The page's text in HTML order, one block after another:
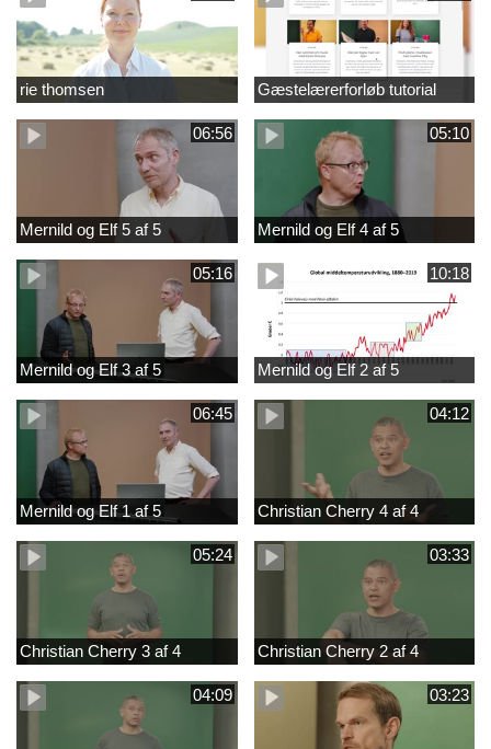
rie thomsen Gæstelærerforløb tutorial
06:56
Mernild og Elf 5 af 5
05:10
Mernild og Elf 4 af 5
05:16
Mernild og Elf 3 af 5
10:18
Mernild og Elf 2 af 5
06:45
Mernild og Elf 1 af 5
04:12
Christian Cherry 4 af 4
05:24
Christian Cherry 3 af 4
03:33
Christian Cherry 2 af 4
04:09 03:23